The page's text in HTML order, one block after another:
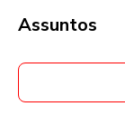
Assuntos